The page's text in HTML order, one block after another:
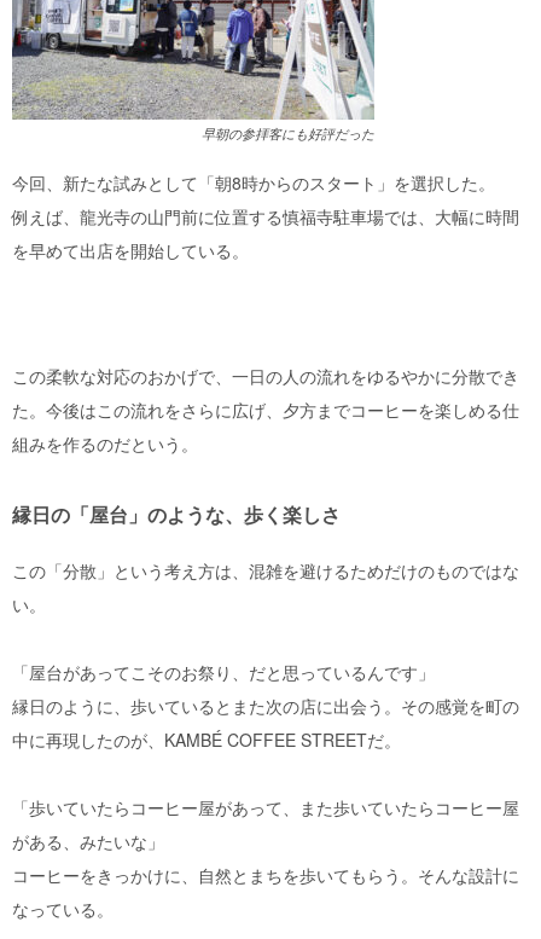
早朝の参拝客にも好評だった
今回、新たな試みとして「朝8時からのスタート」を選択した。
例えば、龍光寺の山門前に位置する慎福寺駐車場では、大幅に時間
を早めて出店を開始している。
この柔軟な対応のおかげで、一日の人の流れをゆるやかに分散でき
た。今後はこの流れをさらに広げ、夕方までコーヒーを楽しめる仕
組みを作るのだという。
縁日の「屋台」のような、歩く楽しさ
この「分散」という考え方は、混雑を避けるためだけのものではな
い。
「屋台があってこそのお祭り、だと思っているんです」
縁日のように、歩いているとまた次の店に出会う。その感覚を町の
中に再現したのが、KAMBÉ COFFEE STREETだ。
「歩いていたらコーヒー屋があって、また歩いていたらコーヒー屋
がある、みたいな」
コーヒーをきっかけに、自然とまちを歩いてもらう。そんな設計に
なっている。